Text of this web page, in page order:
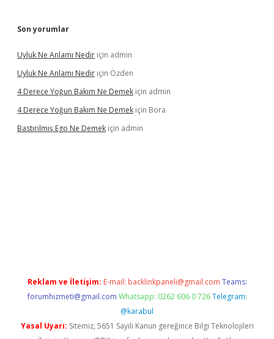
Son yorumlar
Uyluk Ne Anlamı Nedir için admin
Uyluk Ne Anlamı Nedir için Özden
4 Derece Yoğun Bakım Ne Demek için admin
4 Derece Yoğun Bakım Ne Demek için Bora
Bastırılmış Ego Ne Demek için admin
Reklam ve İletişim: E-mail: backlinkpaneli@gmail.com Teams:
forumhizmeti@gmail.com Whatsapp: 0262 606 0 726 Telegram:
@karabul
Yasal Uyarı: Sitemiz, 5651 Sayılı Kanun gereğince Bilgi Teknolojileri